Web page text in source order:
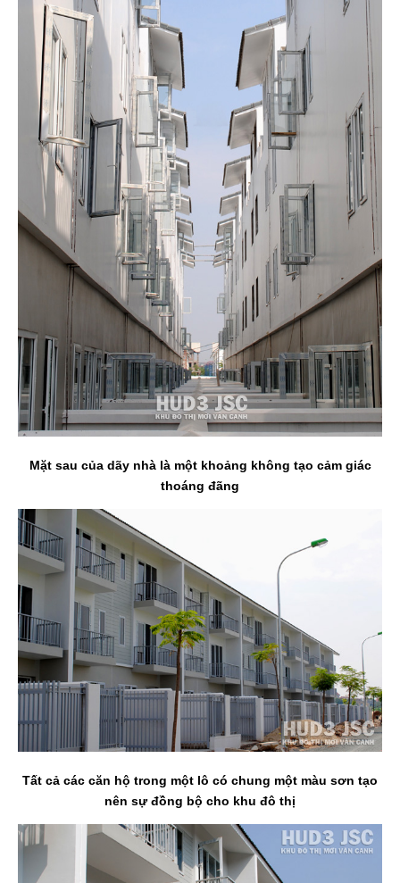
Mặt sau của dãy nhà là một khoảng không tạo cảm giác
thoáng đãng
Tất cả các căn hộ trong một lô có chung một màu sơn tạo
nên sự đồng bộ cho khu đô thị